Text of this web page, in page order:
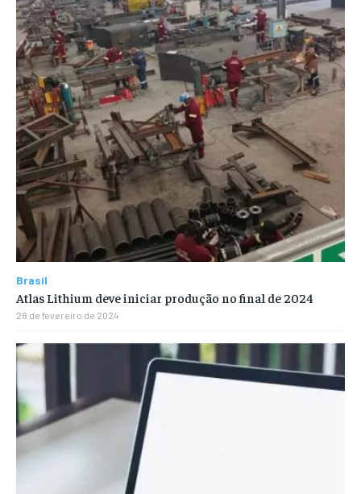
Brasil
Atlas Lithium deve iniciar produção no final de 2024
28 de fevereiro de 2024